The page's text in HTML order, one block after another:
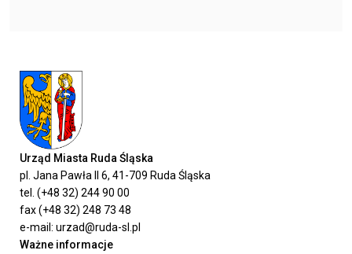
Urząd Miasta Ruda Śląska
pl. Jana Pawła II 6, 41-709 Ruda Śląska
tel. (+48 32) 244 90 00
fax (+48 32) 248 73 48
e-mail: urzad@ruda-sl.pl
Ważne informacje